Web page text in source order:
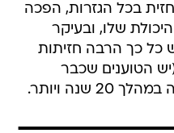
בכל הגזרות, הפכה
שלו, ובעיקר
כל כך הרבה חזיתות
הטוענים שכבר
שנה ויותר.